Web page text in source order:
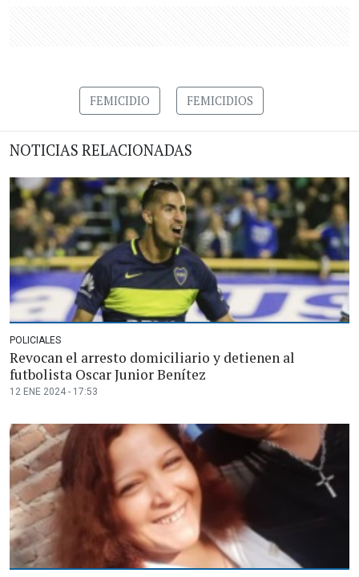
FEMICIDIO FEMICIDIOS
NOTICIAS RELACIONADAS
POLICIALES
Revocan el arresto domiciliario y detienen al
futbolista Oscar Junior Benítez
12 ENE 2024 - 17:53